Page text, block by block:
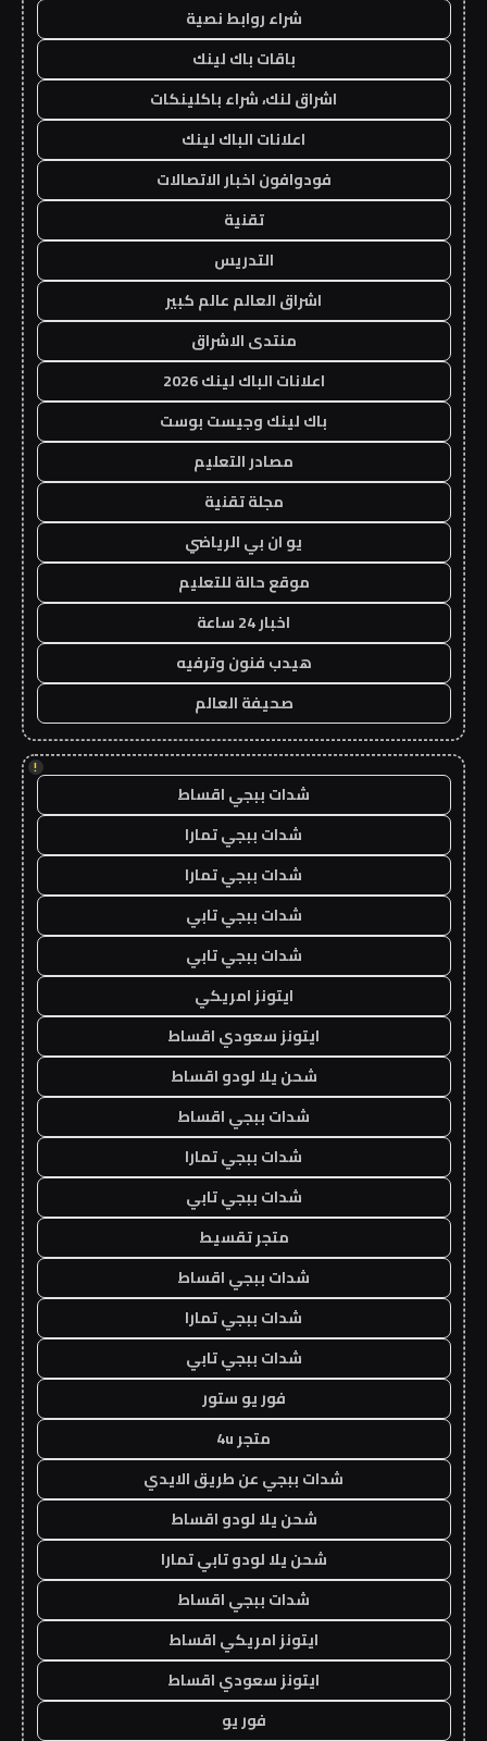
شراء روابط نصية
باقات باك لينك
اشراق لنك، شراء باكلينكات
اعلانات الباك لينك
فودوافون اخبار الاتصالات
تقنية
التدريس
اشراق العالم عالم كبير
منتدى الاشراق
اعلانات الباك لينك 2026
باك لينك وجيست بوست
مصادر التعليم
مجلة تقنية
يو ان بي الرياضي
موقع حالة للتعليم
اخبار 24 ساعة
هيدب فنون وترفيه
صحيفة العالم
!
شدات ببجي اقساط
شدات ببجي تمارا
شدات ببجي تمارا
شدات ببجي تابي
شدات ببجي تابي
ايتونز امريكي
ايتونز سعودي اقساط
شحن يلا لودو اقساط
شدات ببجي اقساط
شدات ببجي تمارا
شدات ببجي تابي
متجر تقسيط
شدات ببجي اقساط
شدات ببجي تمارا
شدات ببجي تابي
فور يو ستور
متجر 4u
شدات ببجي عن طريق الايدي
شحن يلا لودو اقساط
شحن يلا لودو تابي تمارا
شدات ببجي اقساط
ايتونز امريكي اقساط
ايتونز سعودي اقساط
فور يو